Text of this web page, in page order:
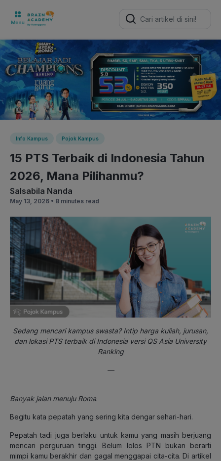
Search
for:
Info Kampus Pojok Kampus
15 PTS Terbaik di Indonesia Tahun
2026, Mana Pilihanmu?
Salsabila Nanda
May 13, 2026 • 8 minutes read
Sedang mencari kampus swasta? Intip harga kuliah, jurusan,
dan lokasi PTS terbaik di Indonesia versi QS Asia University
Ranking
—
Banyak jalan menuju Roma.
Begitu kata pepatah yang sering kita dengar sehari-hari.
Pepatah tadi juga berlaku untuk kamu yang masih berjuang
mencari perguruan tinggi. Belum lolos PTN bukan berarti
mimpi kamu berakhir dan gagal menggapai cita-cita. Di artikel